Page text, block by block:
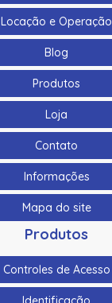
Locação e Operação
Blog
Produtos
Loja
Contato
Informações
Mapa do site
Produtos
Controles de Acesso